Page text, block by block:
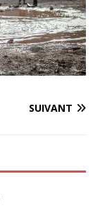
SUIVANT